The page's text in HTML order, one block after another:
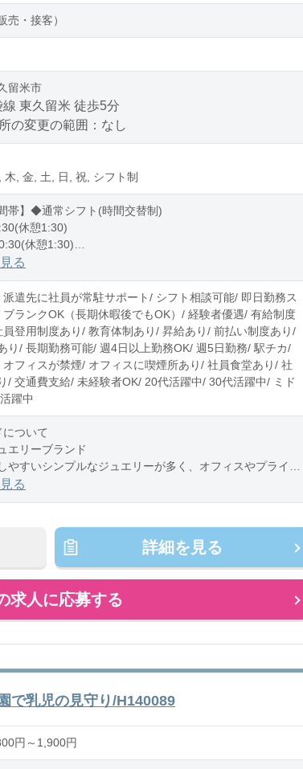
売・接客）
留米市
東久留米 徒歩5分
の変更の範囲：なし
木, 金, 土, 日, 祝, シフト制
帯】◆通常シフト(時間交替制)
休憩1:30)
休憩1:30)
休憩1:30)
10時間程度/月
る
派遣先に社員が常駐サポート/ シフト相談可能/ 即日勤務ス
ブランクOK（長期休暇後でもOK）/ 経験者優遇/ 有給制度
員登用制度あり/ 教育体制あり/ 昇給あり/ 前払い制度あり/
り/ 長期勤務可能/ 週4日以上勤務OK/ 週5日勤務/ 駅チカ/
フィスが禁煙/ オフィスに喫煙所あり/ 社員食堂あり/ 社
/ 交通費支給/ 未経験者OK/ 20代活躍中/ 30代活躍中/ ミド
躍中
ついて
エリーブランド
やすいシンプルなジュエリーが多く、オフィスやプライベ
にも馴染みやすいデザインが
び販売
る
詳細を見る
求人に応募する
で乳児の見守り/H140089
円～1,900円